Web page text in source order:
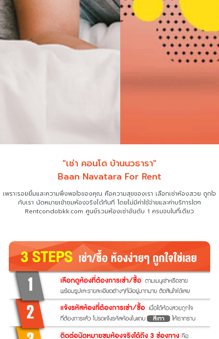
"เช่า คอนโด บ้านนวธารา"
Baan Navatara For Rent
เพราะรอยยิ้มและความพึงพอใจของคุณ คือความสุขของเรา เลือกเช่าห้องสวย ถูกใจ
กับเรา นัดหมายเข้าชมห้องจริงได้ทันที โดยไม่มีค่าใช้จ่ายและค่าบริการใดๆ
Rentcondobkk.com ศูนย์รวมห้องเช่าอันดับ 1 ครบจบในที่เดียว